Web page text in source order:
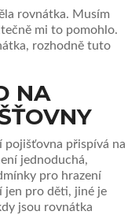
rovnátka. Musím
mi to pomohlo.
rozhodně tuto
NA
pojišťovna přispívá na
jednoduchá,
pro hrazení
jen pro děti, jiné je
jsou rovnátka